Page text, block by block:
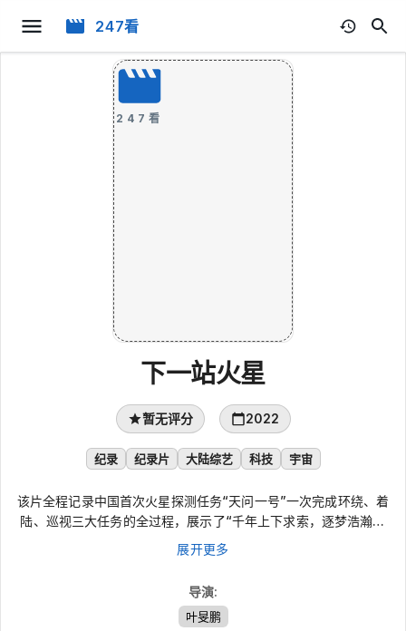
247看
247看
下一站火星
暂无评分 2022
纪录 纪录片 大陆综艺 科技 宇宙
该片全程记录中国首次火星探测任务“天问一号”一次完成环绕、着
陆、巡视三大任务的全过程，展示了“千年上下求索，逐梦浩瀚星
空”的精神。 “日月安属，列星安陈？”2000多年前，屈原写下“天
问”，向无垠的宇宙发问。2020年7月，承载着这份中华民族自古
着陆巡视器发射成功。“天问一号”成功登陆火星后，我国第一辆火
星车“祝融号”也在火星上迈开了脚步，送回了无数珍贵的精彩画
展开更多
导演:
叶旻鹏